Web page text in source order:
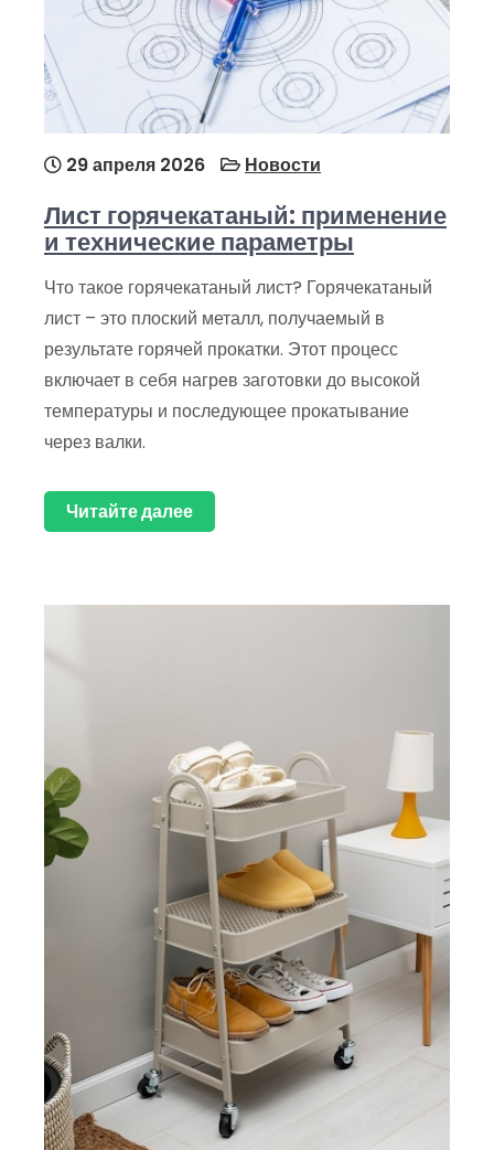
29 апреля 2026 Новости
Лист горячекатаный: применение
и технические параметры
Что такое горячекатаный лист? Горячекатаный
лист – это плоский металл, получаемый в
результате горячей прокатки. Этот процесс
включает в себя нагрев заготовки до высокой
температуры и последующее прокатывание
через валки.
Читайте далее